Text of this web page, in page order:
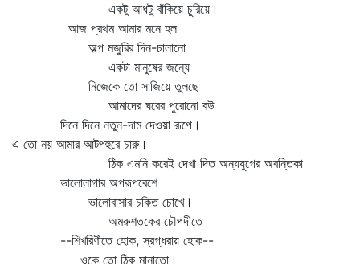
একটু আধটু বাঁকিয়ে চুরিয়ে।
আজ প্রথম আমার মনে হল
অল্প মজুরির দিন-চালানো
একটা মানুষের জন্যে
নিজেকে তো সাজিয়ে তুলছে
আমাদের ঘরের পুরোনো বউ
দিনে দিনে নতুন-দাম দেওয়া রূপে।
এ তো নয় আমার আটপহুরে চারু।
ঠিক এমনি করেই দেখা দিত অন্যযুগের অবন্তিকা
ভালোলাগার অপরূপবেশে
ভালোবাসার চকিত চোখে।
অমরুশতকের চৌপদীতে
--শিখরিণীতে হোক, স্রগ্ধরায় হোক--
ওকে তো ঠিক মানাতো।